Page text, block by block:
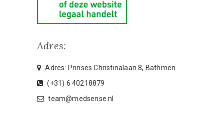
Adres:
Adres: Prinses Christinalaan 8, Bathmen
(+31) 6 40218879
team@medsense.nl